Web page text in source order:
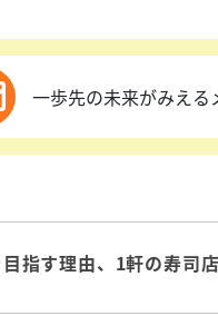
一歩先の未来がみえる
指す理由、1軒の寿司